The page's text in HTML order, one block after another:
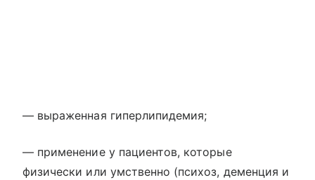
— выраженная гиперлипидемия;
— применение у пациентов, которые
физически или умственно (психоз, деменция и